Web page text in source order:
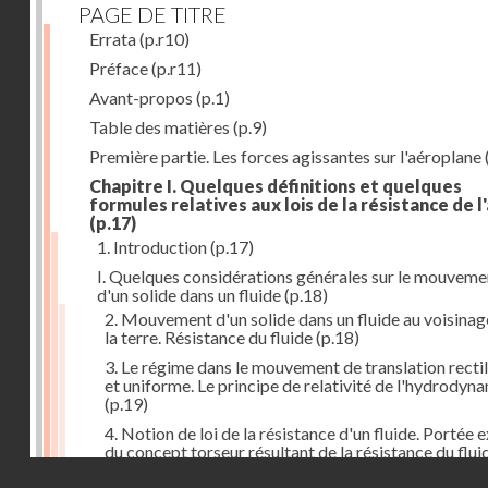
PAGE DE TITRE
Errata(p.r10)
Préface(p.r11)
Avant-propos (p.1)
Table des matières (p.9)
Première partie. Les forces agissantes sur l'aéroplane
Chapitre I. Quelques définitions et quelques
formules relatives aux lois de la résistance de
(p.17)
1. Introduction(p.17)
I. Quelques considérations générales sur le
d'un solide dans un fluide(p.18)
2. Mouvement d'un solide dans un fluide au
la terre. Résistance du fluide(p.18)
3. Le régime dans le mouvement de translation
et uniforme. Le principe de relativité de
(p.19)
4. Notion de loi de la résistance d'un fluide. Portée
du concept torseur résultant de la résistance du